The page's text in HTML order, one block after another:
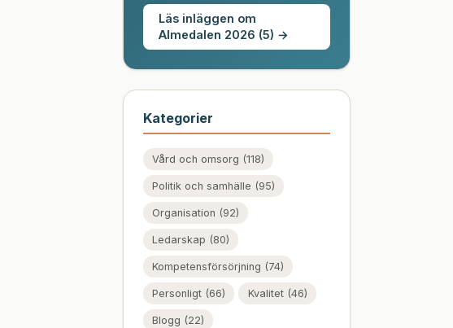
Läs inläggen om
Almedalen 2026 (5) →
Kategorier
Vård och omsorg (118)
Politik och samhälle (95)
Organisation (92)
Ledarskap (80)
Kompetensförsörjning (74)
Personligt (66) Kvalitet (46)
Blogg (22)